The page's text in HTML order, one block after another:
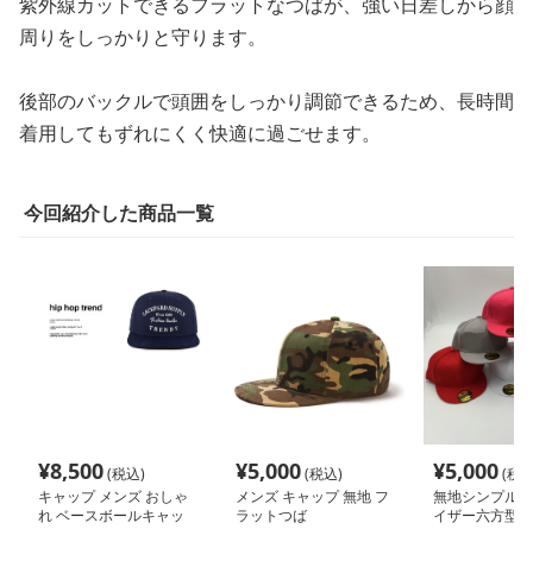
周りをしっかりと守ります。
後部のバックルで頭囲をしっかり調節できるため、長時間
着用してもずれにくく快適に過ごせます。
今回紹介した商品一覧
¥8,500(税込)
キャップ メンズ おしゃ
れ ベースボールキャッ
¥5,000(税込)
メンズ キャップ 無地 フ
ラットつば
¥5,000(税
無地シンプル
イザー六方型